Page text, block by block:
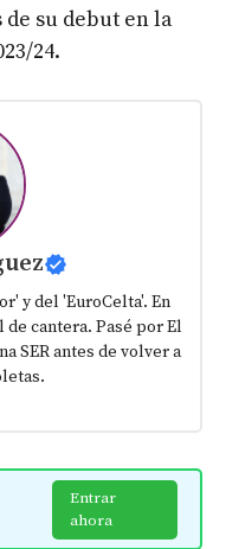
de su debut en la
24.
y del 'EuroCelta'. En
cantera. Pasé por El
SER antes de volver a
Entrar
ahora